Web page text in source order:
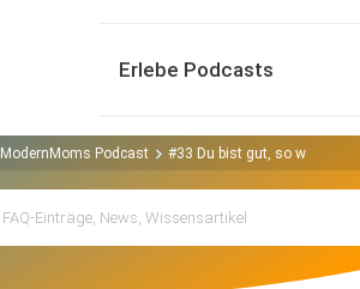
Erlebe Podcasts
ModernMoms Podcast #33 Du bist gut, so wie du